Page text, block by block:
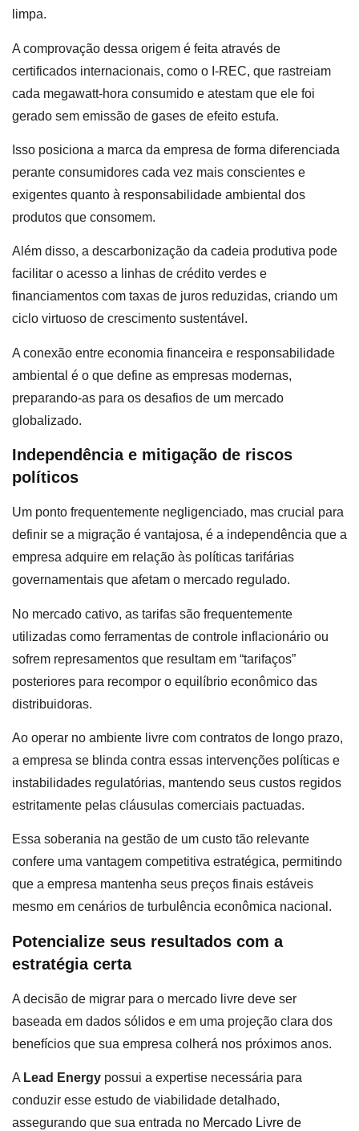
limpa.
A comprovação dessa origem é feita através de
certificados internacionais, como o I-REC, que rastreiam
cada megawatt-hora consumido e atestam que ele foi
gerado sem emissão de gases de efeito estufa.
Isso posiciona a marca da empresa de forma diferenciada
perante consumidores cada vez mais conscientes e
exigentes quanto à responsabilidade ambiental dos
produtos que consomem.
Além disso, a descarbonização da cadeia produtiva pode
facilitar o acesso a linhas de crédito verdes e
financiamentos com taxas de juros reduzidas, criando um
ciclo virtuoso de crescimento sustentável.
A conexão entre economia financeira e responsabilidade
ambiental é o que define as empresas modernas,
preparando-as para os desafios de um mercado
globalizado.
Independência e mitigação de riscos
políticos
Um ponto frequentemente negligenciado, mas crucial para
definir se a migração é vantajosa, é a independência que a
empresa adquire em relação às políticas tarifárias
governamentais que afetam o mercado regulado.
No mercado cativo, as tarifas são frequentemente
utilizadas como ferramentas de controle inflacionário ou
sofrem represamentos que resultam em “tarifaços”
posteriores para recompor o equilíbrio econômico das
distribuidoras.
Ao operar no ambiente livre com contratos de longo prazo,
a empresa se blinda contra essas intervenções políticas e
instabilidades regulatórias, mantendo seus custos regidos
estritamente pelas cláusulas comerciais pactuadas.
Essa soberania na gestão de um custo tão relevante
confere uma vantagem competitiva estratégica, permitindo
que a empresa mantenha seus preços finais estáveis
mesmo em cenários de turbulência econômica nacional.
Potencialize seus resultados com a
estratégia certa
A decisão de migrar para o mercado livre deve ser
baseada em dados sólidos e em uma projeção clara dos
benefícios que sua empresa colherá nos próximos anos.
A Lead Energy possui a expertise necessária para
conduzir esse estudo de viabilidade detalhado,
assegurando que sua entrada no Mercado Livre de